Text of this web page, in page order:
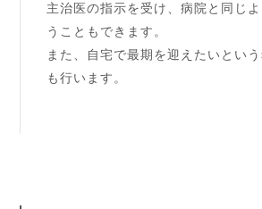
主治医の指示を受け、病院と同じ
うこともできます。
また、自宅で最期を迎えたいとい
も行います。